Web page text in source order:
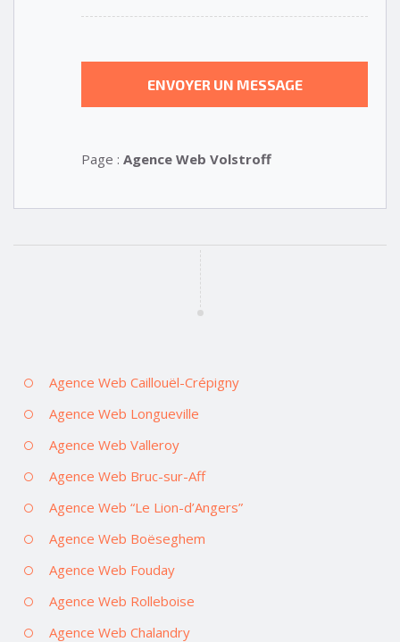
Page : Agence Web Volstroff
Agence Web Caillouël-Crépigny
Agence Web Longueville
Agence Web Valleroy
Agence Web Bruc-sur-Aff
Agence Web “Le Lion-d’Angers”
Agence Web Boëseghem
Agence Web Fouday
Agence Web Rolleboise
Agence Web Chalandry